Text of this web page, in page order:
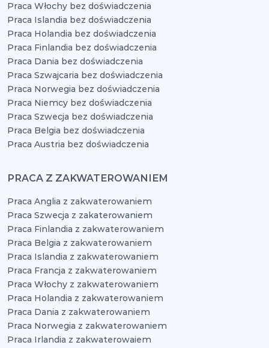
Praca Włochy bez doświadczenia
Praca Islandia bez doświadczenia
Praca Holandia bez doświadczenia
Praca Finlandia bez doświadczenia
Praca Dania bez doświadczenia
Praca Szwajcaria bez doświadczenia
Praca Norwegia bez doświadczenia
Praca Niemcy bez doświadczenia
Praca Szwecja bez doświadczenia
Praca Belgia bez doświadczenia
Praca Austria bez doświadczenia
PRACA Z ZAKWATEROWANIEM
Praca Anglia z zakwaterowaniem
Praca Szwecja z zakaterowaniem
Praca Finlandia z zakwaterowaniem
Praca Belgia z zakwaterowaniem
Praca Islandia z zakwaterowaniem
Praca Francja z zakwaterowaniem
Praca Włochy z zakwaterowaniem
Praca Holandia z zakwaterowaniem
Praca Dania z zakwaterowaniem
Praca Norwegia z zakwaterowaniem
Praca Irlandia z zakwaterowaiem